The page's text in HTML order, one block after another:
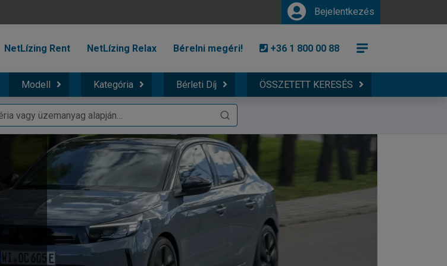
Bejelentkezés
NetLízing Rent NetLízing Relax Bérelni megéri! +36 1 800 00 88
Modell Kategória Bérleti Díj ÖSSZETETT KERESÉS